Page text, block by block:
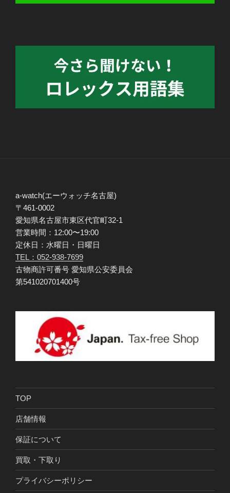
a-watch(エーウォッチ名古屋)
〒461-0002
愛知県名古屋市東区代官町32-1
営業時間：12:00〜19:00
定休日：水曜日・日曜日
TEL：052-938-7699
古物商許可番号 愛知県公安委員会
第541020701400号
TOP
店舗情報
保証について
買取・下取り
プライバシーポリシー